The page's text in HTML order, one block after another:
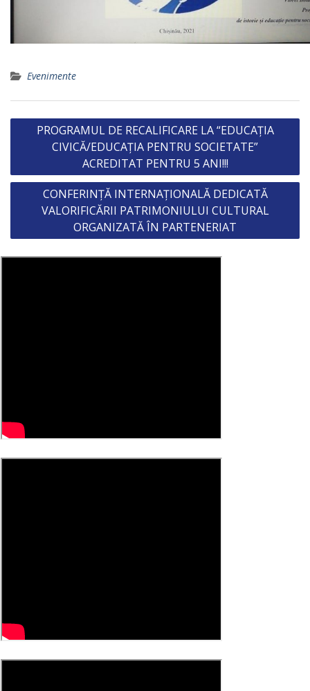
Evenimente
Post
navigation
PROGRAMUL DE RECALIFICARE LA “EDUCAȚIA
CIVICĂ/EDUCAȚIA PENTRU SOCIETATE”
ACREDITAT PENTRU 5 ANI!!!
CONFERINȚĂ INTERNAȚIONALĂ DEDICATĂ
VALORIFICĂRII PATRIMONIULUI CULTURAL
ORGANIZATĂ ÎN PARTENERIAT